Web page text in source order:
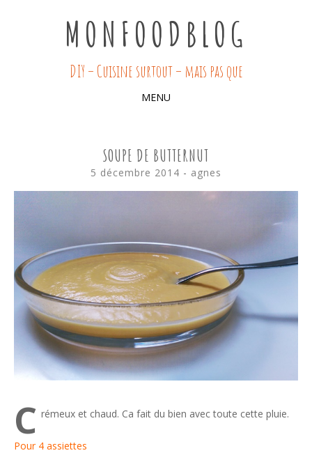
MONFOODBLOG
DIY – Cuisine surtout – mais pas que
MENU
SOUPE DE BUTTERNUT
5 décembre 2014 - agnes
C rémeux et chaud. Ca fait du bien avec toute cette pluie.
Pour 4 assiettes